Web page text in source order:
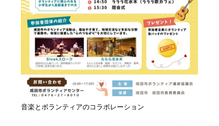
音楽とボランティアのコラボレーション